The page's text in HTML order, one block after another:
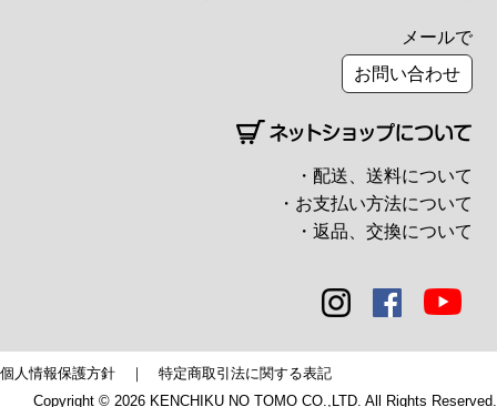
メールで
お問い合わせ
・配送、送料について
・お支払い方法について
・返品、交換について
個人情報保護方針 ｜ 特定商取引法に関する表記
Copyright © 2026 KENCHIKU NO TOMO CO.,LTD. All Rights Reserved.